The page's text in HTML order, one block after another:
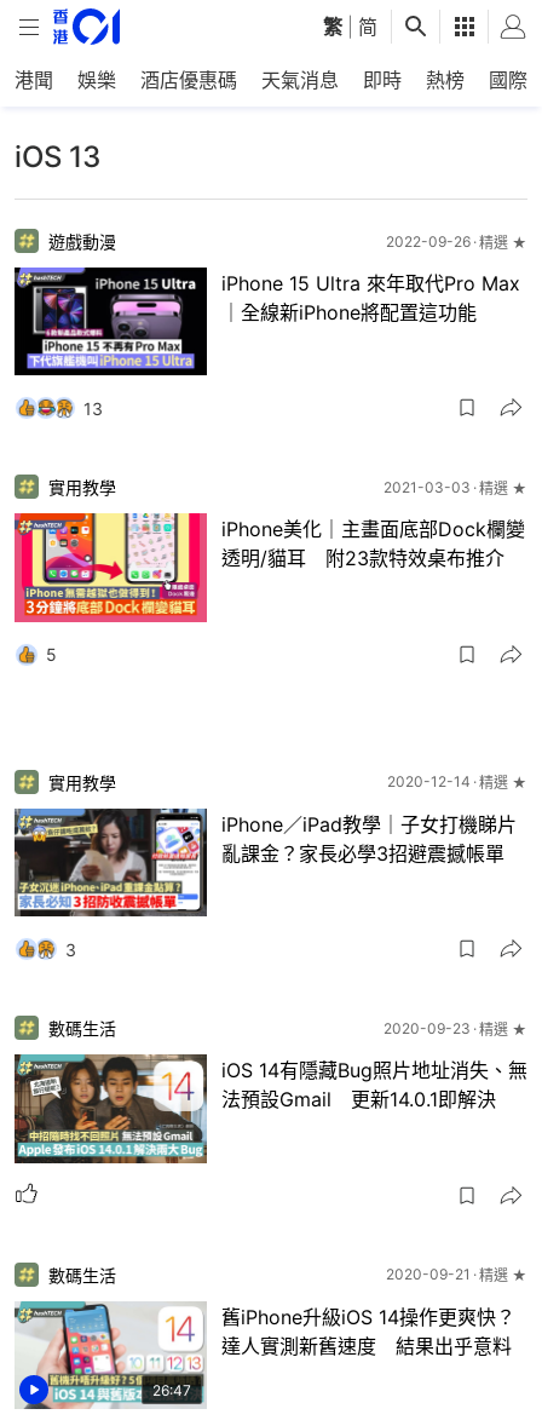
繁 简
港聞 娛樂 酒店優惠碼 天氣消息 即時 熱榜 國際
iOS 13
遊戲動漫 2022-09-26 精選 ★
iPhone 15 Ultra 來年取代Pro Max
｜全線新iPhone將配置這功能
13
實用教學 2021-03-03 精選 ★
iPhone美化｜主畫面底部Dock欄變
透明/貓耳 附23款特效桌布推介
5
實用教學 2020-12-14 精選 ★
iPhone／iPad教學｜子女打機睇片
亂課金？家長必學3招避震撼帳單
3
數碼生活 2020-09-23 精選 ★
iOS 14有隱藏Bug照片地址消失、無
法預設Gmail 更新14.0.1即解決
26:47
數碼生活 2020-09-21 精選 ★
舊iPhone升級iOS 14操作更爽快？
達人實測新舊速度 結果出乎意料